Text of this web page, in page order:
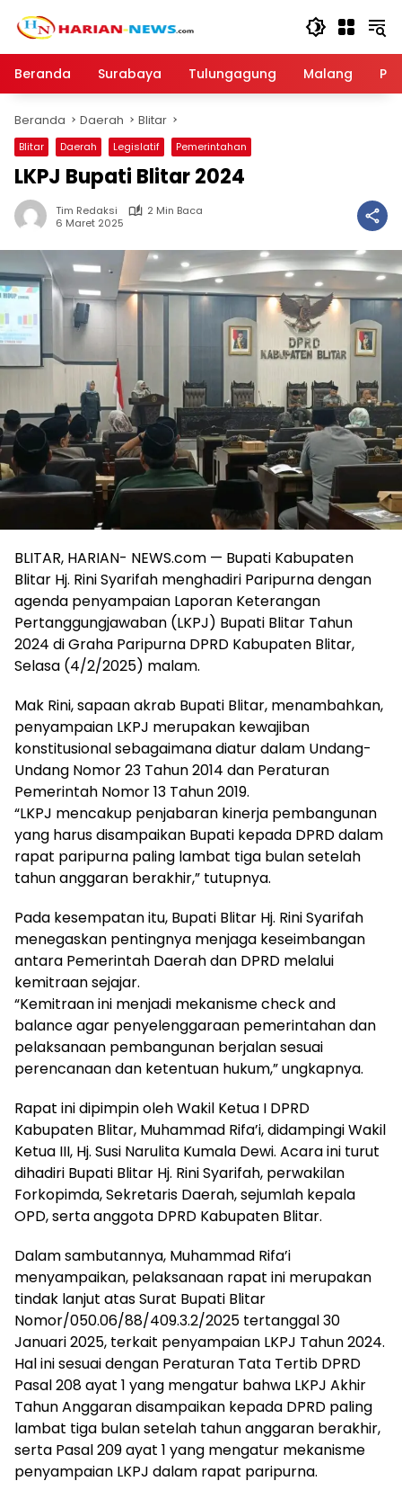
Beranda
Surabaya Tulungagung Malang
Beranda Daerah Blitar
Blitar Daerah Legislatif Pemerintahan
LKPJ Bupati Blitar 2024
Tim Redaksi
2 Min Baca
6 Maret 2025
BLITAR, HARIAN- NEWS.com — Bupati Kabupaten
Blitar Hj. Rini Syarifah menghadiri Paripurna dengan
agenda penyampaian Laporan Keterangan
Pertanggungjawaban (LKPJ) Bupati Blitar Tahun
2024 di Graha Paripurna DPRD Kabupaten Blitar,
Selasa (4/2/2025) malam.
Mak Rini, sapaan akrab Bupati Blitar, menambahkan,
penyampaian LKPJ merupakan kewajiban
konstitusional sebagaimana diatur dalam Undang-
Undang Nomor 23 Tahun 2014 dan Peraturan
Pemerintah Nomor 13 Tahun 2019.
“LKPJ mencakup penjabaran kinerja pembangunan
yang harus disampaikan Bupati kepada DPRD dalam
rapat paripurna paling lambat tiga bulan setelah
tahun anggaran berakhir,” tutupnya.
Pada kesempatan itu, Bupati Blitar Hj. Rini Syarifah
menegaskan pentingnya menjaga keseimbangan
antara Pemerintah Daerah dan DPRD melalui
kemitraan sejajar.
“Kemitraan ini menjadi mekanisme check and
balance agar penyelenggaraan pemerintahan dan
pelaksanaan pembangunan berjalan sesuai
perencanaan dan ketentuan hukum,” ungkapnya.
Rapat ini dipimpin oleh Wakil Ketua I DPRD
Kabupaten Blitar, Muhammad Rifa’i, didampingi Wakil
Ketua III, Hj. Susi Narulita Kumala Dewi. Acara ini turut
dihadiri Bupati Blitar Hj. Rini Syarifah, perwakilan
Forkopimda, Sekretaris Daerah, sejumlah kepala
OPD, serta anggota DPRD Kabupaten Blitar.
Dalam sambutannya, Muhammad Rifa’i
menyampaikan, pelaksanaan rapat ini merupakan
tindak lanjut atas Surat Bupati Blitar
Nomor/050.06/88/409.3.2/2025 tertanggal 30
Januari 2025, terkait penyampaian LKPJ Tahun 2024.
Hal ini sesuai dengan Peraturan Tata Tertib DPRD
Pasal 208 ayat 1 yang mengatur bahwa LKPJ Akhir
Tahun Anggaran disampaikan kepada DPRD paling
lambat tiga bulan setelah tahun anggaran berakhir,
serta Pasal 209 ayat 1 yang mengatur mekanisme
penyampaian LKPJ dalam rapat paripurna.